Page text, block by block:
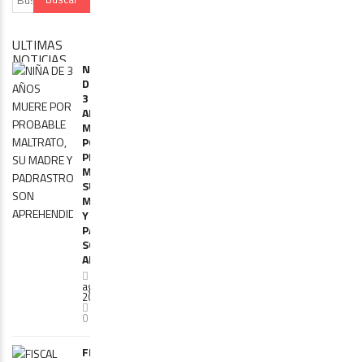
ULTIMAS
NOTICIAS
NIÑA
DE
3
AÑOS
MUERE
POR
PROBABLE
MALTRATO,
SU
MADRE
Y
PADRASTRO
SON
APREHENDIDOS
agosto,
2026
0
FISCAL